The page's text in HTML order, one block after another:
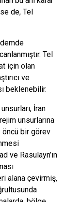
de, Tel
Tel
için olan
ve
beklenebilir.
İran
unsurlarına
öncü bir görev
ve Rasulayn’ın
alana çevirmiş,